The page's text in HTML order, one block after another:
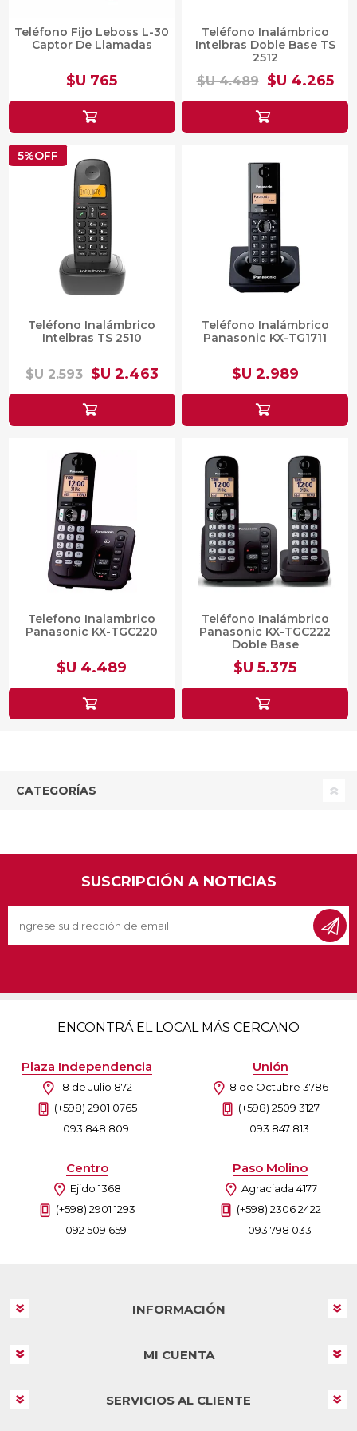
Teléfono Fijo Leboss L-30
Captor De Llamadas
$U 765
Teléfono Inalámbrico
Intelbras Doble Base TS
2512
$U 4.489 $U 4.265
5%OFF
Teléfono Inalámbrico
Intelbras TS 2510
$U 2.593 $U 2.463
Teléfono Inalámbrico
Panasonic KX-TG1711
$U 2.989
Telefono Inalambrico
Panasonic KX-TGC220
$U 4.489
Teléfono Inalámbrico
Panasonic KX-TGC222
Doble Base
$U 5.375
CATEGORÍAS
SUSCRIPCIÓN A NOTICIAS
ENCONTRÁ EL LOCAL MÁS CERCANO
Plaza Independencia
18 de Julio 872
(+598) 2901 0765
093 848 809
Unión
8 de Octubre 3786
(+598) 2509 3127
093 847 813
Centro
Ejido 1368
(+598) 2901 1293
092 509 659
Paso Molino
Agraciada 4177
(+598) 2306 2422
093 798 033
INFORMACIÓN
MI CUENTA
SERVICIOS AL CLIENTE